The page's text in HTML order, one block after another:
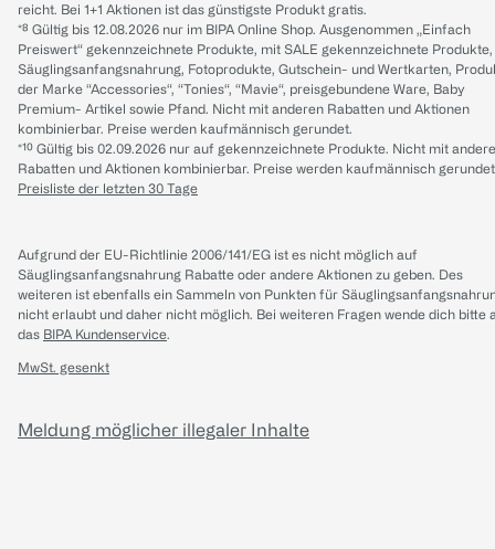
reicht. Bei 1+1 Aktionen ist das günstigste Produkt gratis.
*⁸ Gültig bis 12.08.2026 nur im BIPA Online Shop. Ausgenommen „Einfach
Preiswert“ gekennzeichnete Produkte, mit SALE gekennzeichnete Produkte,
Säuglingsanfangsnahrung, Fotoprodukte, Gutschein- und Wertkarten,
der Marke “Accessories“, “Tonies“, “Mavie“, preisgebundene Ware, Baby
Premium- Artikel sowie Pfand. Nicht mit anderen Rabatten und Aktionen
kombinierbar. Preise werden kaufmännisch gerundet.
*¹⁰ Gültig bis 02.09.2026 nur auf gekennzeichnete Produkte. Nicht mit
Rabatten und Aktionen kombinierbar. Preise werden kaufmännisch
Preisliste der letzten 30 Tage
Aufgrund der EU-Richtlinie 2006/141/EG ist es nicht möglich auf
Säuglingsanfangsnahrung Rabatte oder andere Aktionen zu geben. Des
weiteren ist ebenfalls ein Sammeln von Punkten für
nicht erlaubt und daher nicht möglich. Bei weiteren Fragen wende dich bitte
das BIPA Kundenservice.
MwSt. gesenkt
Meldung möglicher illegaler Inhalte